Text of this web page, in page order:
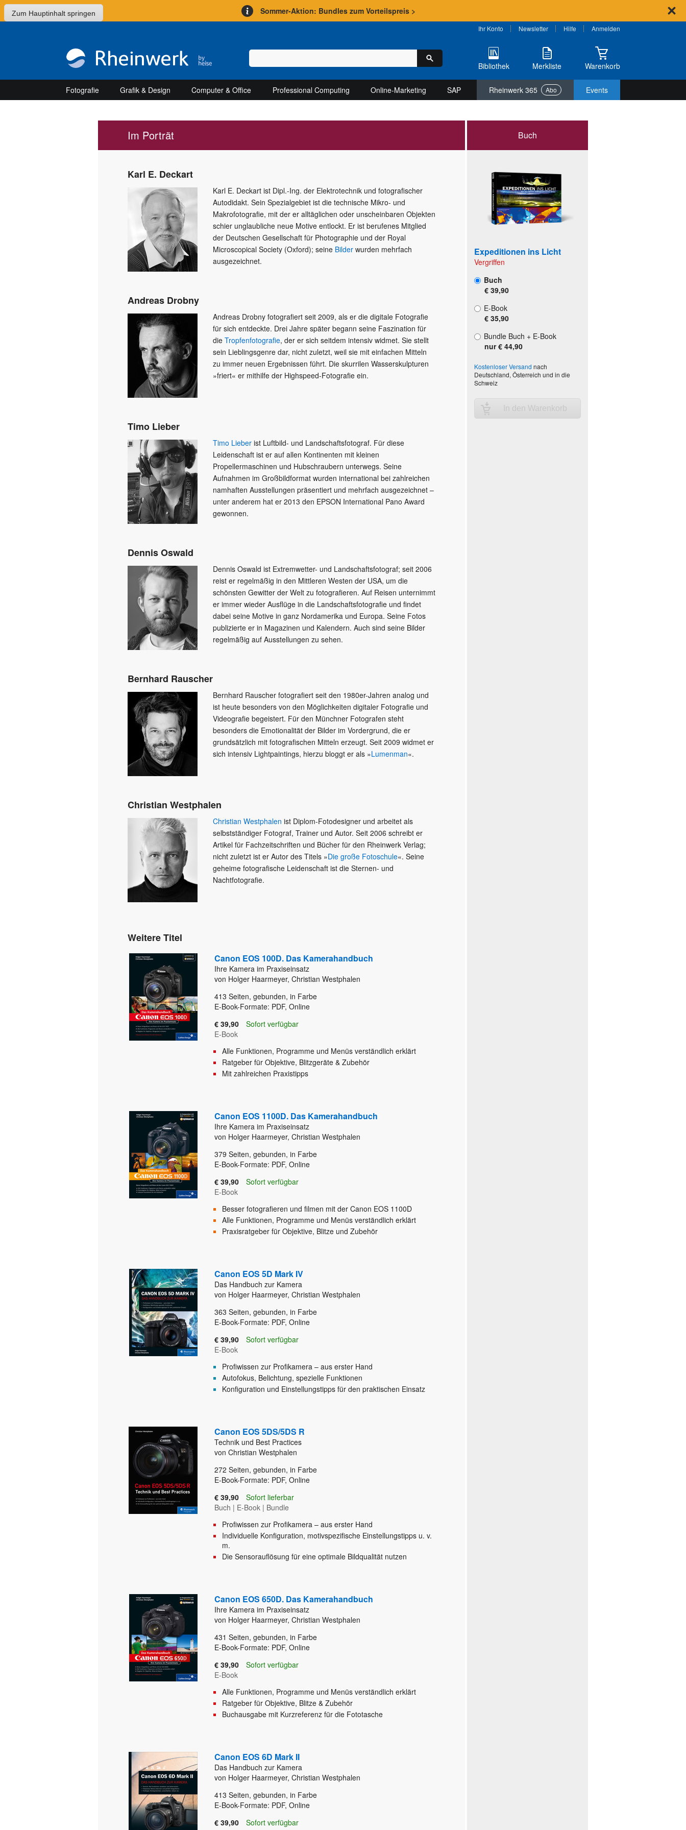
Zum Hauptinhalt springen Sommer-Aktion: Bundles zum Vorteilspreis >
Ihr Konto Newsletter Hilfe Anmelden
Bibliothek Merkliste Warenkorb
Fotografie Grafik & Design Computer & Office Professional Computing Online-Marketing SAP Rheinwerk 365 Abo Events
Im Porträt
Karl E. Deckart
Karl E. Deckart ist Dipl.-Ing. der Elektrotechnik und fotografischer
Autodidakt. Sein Spezialgebiet ist die technische Mikro- und
Makrofotografie, mit der er alltäglichen oder unscheinbaren Objekten
schier unglaubliche neue Motive entlockt. Er ist berufenes Mitglied
der Deutschen Gesellschaft für Photographie und der Royal
Microscopical Society (Oxford); seine Bilder wurden mehrfach
ausgezeichnet.
Andreas Drobny
Andreas Drobny fotografiert seit 2009, als er die digitale Fotografie
für sich entdeckte. Drei Jahre später begann seine Faszination für
die Tropfenfotografie, der er sich seitdem intensiv widmet. Sie stellt
sein Lieblingsgenre dar, nicht zuletzt, weil sie mit einfachen Mitteln
zu immer neuen Ergebnissen führt. Die skurrilen Wasserskulpturen
»friert« er mithilfe der Highspeed-Fotografie ein.
Timo Lieber
Timo Lieber ist Luftbild- und Landschaftsfotograf. Für diese
Leidenschaft ist er auf allen Kontinenten mit kleinen
Propellermaschinen und Hubschraubern unterwegs. Seine
Aufnahmen im Großbildformat wurden international bei zahlreichen
namhaften Ausstellungen präsentiert und mehrfach ausgezeichnet –
unter anderem hat er 2013 den EPSON International Pano Award
gewonnen.
Dennis Oswald
Dennis Oswald ist Extremwetter- und Landschaftsfotograf; seit 2006
reist er regelmäßig in den Mittleren Westen der USA, um die
schönsten Gewitter der Welt zu fotografieren. Auf Reisen unternimmt
er immer wieder Ausflüge in die Landschaftsfotografie und findet
dabei seine Motive in ganz Nordamerika und Europa. Seine Fotos
publizierte er in Magazinen und Kalendern. Auch sind seine Bilder
regelmäßig auf Ausstellungen zu sehen.
Bernhard Rauscher
Bernhard Rauscher fotografiert seit den 1980er-Jahren analog und
ist heute besonders von den Möglichkeiten digitaler Fotografie und
Videografie begeistert. Für den Münchner Fotografen steht
besonders die Emotionalität der Bilder im Vordergrund, die er
grundsätzlich mit fotografischen Mitteln erzeugt. Seit 2009 widmet er
sich intensiv Lightpaintings, hierzu bloggt er als »Lumenman«.
Christian Westphalen
Christian Westphalen ist Diplom-Fotodesigner und arbeitet als
selbstständiger Fotograf, Trainer und Autor. Seit 2006 schreibt er
Artikel für Fachzeitschriften und Bücher für den Rheinwerk Verlag;
nicht zuletzt ist er Autor des Titels »Die große Fotoschule«. Seine
geheime fotografische Leidenschaft ist die Sternen- und
Nachtfotografie.
Weitere Titel
Canon EOS 100D. Das Kamerahandbuch
Ihre Kamera im Praxiseinsatz
von Holger Haarmeyer, Christian Westphalen
413 Seiten, gebunden, in Farbe
E-Book-Formate: PDF, Online
€ 39,90
Sofort verfügbar
E-Book
Alle Funktionen, Programme und Menüs verständlich erklärt
Ratgeber für Objektive, Blitzgeräte & Zubehör
Mit zahlreichen Praxistipps
Canon EOS 1100D. Das Kamerahandbuch
Ihre Kamera im Praxiseinsatz
von Holger Haarmeyer, Christian Westphalen
379 Seiten, gebunden, in Farbe
E-Book-Formate: PDF, Online
€ 39,90
Sofort verfügbar
E-Book
Besser fotografieren und filmen mit der Canon EOS 1100D
Alle Funktionen, Programme und Menüs verständlich erklärt
Praxisratgeber für Objektive, Blitze und Zubehör
Canon EOS 5D Mark IV
Das Handbuch zur Kamera
von Holger Haarmeyer, Christian Westphalen
363 Seiten, gebunden, in Farbe
E-Book-Formate: PDF, Online
€ 39,90
Sofort verfügbar
E-Book
Profiwissen zur Profikamera – aus erster Hand
Autofokus, Belichtung, spezielle Funktionen
Konfiguration und Einstellungstipps für den praktischen Einsatz
Canon EOS 5DS/5DS R
Technik und Best Practices
von Christian Westphalen
272 Seiten, gebunden, in Farbe
E-Book-Formate: PDF, Online
€ 39,90
Sofort lieferbar
Buch | E-Book | Bundle
Profiwissen zur Profikamera – aus erster Hand
Individuelle Konfiguration, motivspezifische Einstellungstipps u. v.
m.
Die Sensorauflösung für eine optimale Bildqualität nutzen
Canon EOS 650D. Das Kamerahandbuch
Ihre Kamera im Praxiseinsatz
von Holger Haarmeyer, Christian Westphalen
431 Seiten, gebunden, in Farbe
E-Book-Formate: PDF, Online
€ 39,90
Sofort verfügbar
E-Book
Alle Funktionen, Programme und Menüs verständlich erklärt
Ratgeber für Objektive, Blitze & Zubehör
Buchausgabe mit Kurzreferenz für die Fototasche
Canon EOS 6D Mark II
Das Handbuch zur Kamera
von Holger Haarmeyer, Christian Westphalen
413 Seiten, gebunden, in Farbe
E-Book-Formate: PDF, Online
€ 39,90
Sofort verfügbar
Buch
Expeditionen ins Licht
Vergriffen
Buch
€ 39,90
E-Book
€ 35,90
Bundle Buch + E-Book
nur € 44,90
Kostenloser Versand nach
Deutschland, Österreich und in die
Schweiz
In den Warenkorb